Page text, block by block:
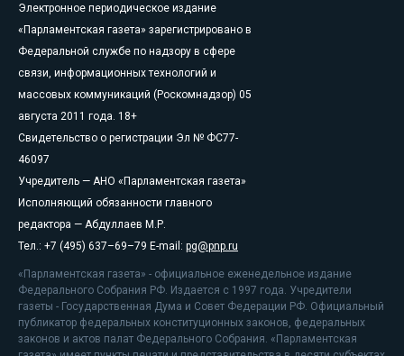
Электронное периодическое издание
«Парламентская газета» зарегистрировано в
Федеральной службе по надзору в сфере
связи, информационных технологий и
массовых коммуникаций (Роскомнадзор) 05
августа 2011 года. 18+
Свидетельство о регистрации Эл № ФС77-
46097
Учредитель — АНО «Парламентская газета»
Исполняющий обязанности главного
редактора — Абдуллаев М.Р.
Тел.: +7 (495) 637–69–79 E-mail: pg@pnp.ru
«Парламентская газета» - официальное еженедельное издание
Федерального Собрания РФ. Издается с 1997 года. Учредители
газеты - Государственная Дума и Совет Федерации РФ. Официальный
публикатор федеральных конституционных законов, федеральных
законов и актов палат Федерального Собрания. «Парламентская